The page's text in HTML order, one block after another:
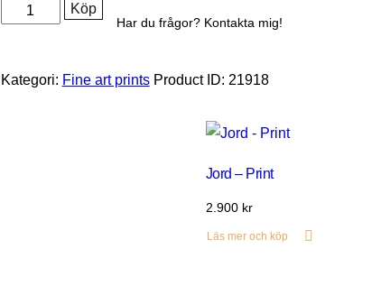
Köp
Har du frågor? Kontakta mig!
Kategori: Fine art prints Product ID: 21918
Jord – Print
2.900 kr
Läs mer och köp